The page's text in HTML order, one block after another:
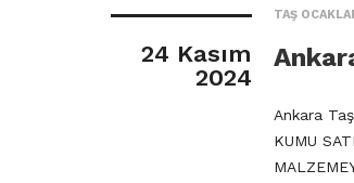
24 Kasım
2024
TAŞ
Ankara
KUMU